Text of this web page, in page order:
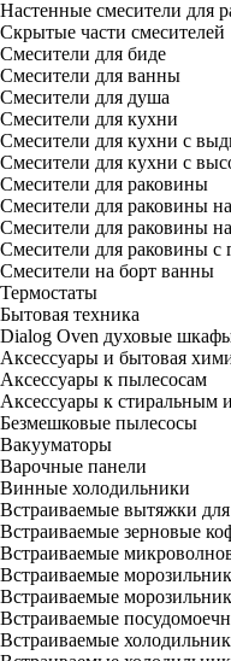
Настенные смесители для
Скрытые части смесителей
Смесители для биде
Смесители для ванны
Смесители для душа
Смесители для кухни
Смесители для кухни с
Смесители для кухни с
Смесители для раковины
Смесители для раковины
Смесители для раковины
Смесители для раковины
Смесители на борт ванны
Термостаты
Бытовая техника
Dialog Oven духовые
Аксессуары и бытовая
Аксессуары к пылесосам
Аксессуары к
Безмешковые пылесосы
Вакууматоры
Варочные панели
Винные холодильники
Встраиваемые вытяжки
Встраиваемые зерновые
Встраиваемые
Встраиваемые
Встраиваемые
Встраиваемые
Встраиваемые